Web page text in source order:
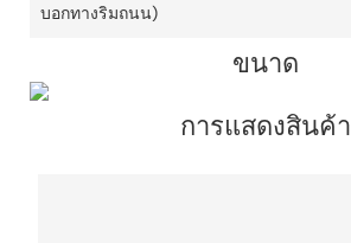
บอกทางริมถนน)
ขนาด
การแสดงสินค้า